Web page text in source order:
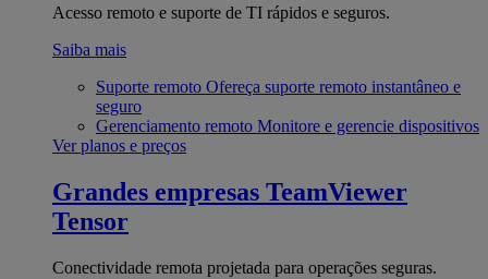
Acesso remoto e suporte de TI rápidos e seguros.
Saiba mais
Suporte remoto Ofereça suporte remoto instantâneo e
seguro
Gerenciamento remoto Monitore e gerencie dispositivos
Ver planos e preços
Grandes empresas TeamViewer
Tensor
Conectividade remota projetada para operações seguras.